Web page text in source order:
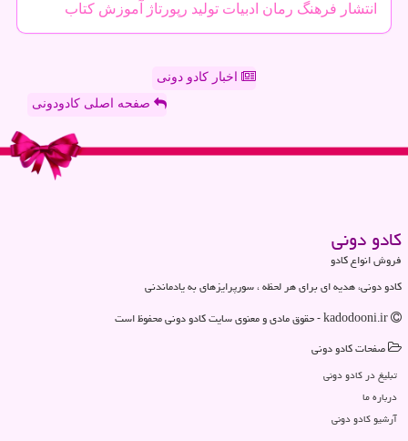
انتشار فرهنگ رمان ادبیات تولید رپورتاژ آموزش كتاب
اخبار کادو دونی
صفحه اصلی کادودونی
كادو دونی
فروش انواع کادو
کادو دونی، هدیه ای برای هر لحظه ، سورپرایزهای به یادماندنی
صفحات كادو دونی
تبلیغ در كادو دونی
درباره ما
آرشیو كادو دونی